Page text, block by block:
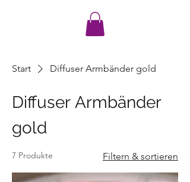
Start Diffuser Armbänder gold
Diffuser Armbänder
gold
7 Produkte Filtern & sortieren